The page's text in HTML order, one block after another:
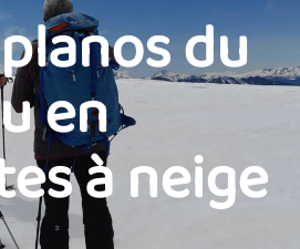
du
en
à neige